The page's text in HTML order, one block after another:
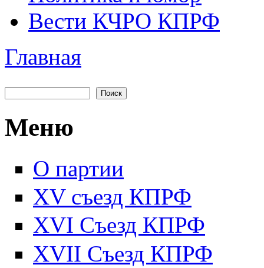
Вести КЧРО КПРФ
Вы здесь
Главная
Форма поиска
Меню
О партии
XV съезд КПРФ
XVI Съезд КПРФ
XVII Cъезд КПРФ